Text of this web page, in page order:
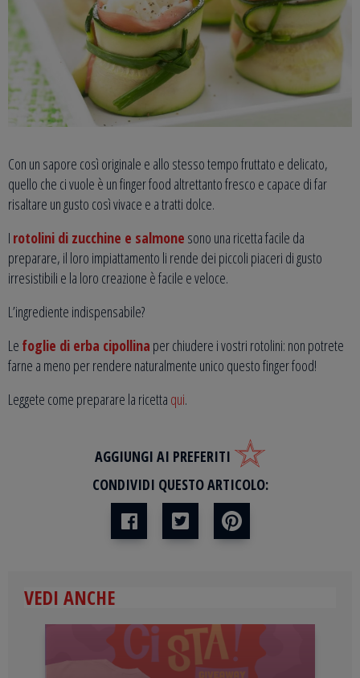
Con un sapore così originale e allo stesso tempo fruttato e delicato,
quello che ci vuole è un finger food altrettanto fresco e capace di far
risaltare un gusto così vivace e a tratti dolce.
I rotolini di zucchine e salmone sono una ricetta facile da
preparare, il loro impiattamento li rende dei piccoli piaceri di gusto
irresistibili e la loro creazione è facile e veloce.
L’ingrediente indispensabile?
Le foglie di erba cipollina per chiudere i vostri rotolini: non potrete
farne a meno per rendere naturalmente unico questo finger food!
Leggete come preparare la ricetta qui.
AGGIUNGI AI PREFERITI
CONDIVIDI QUESTO ARTICOLO:
VEDI ANCHE